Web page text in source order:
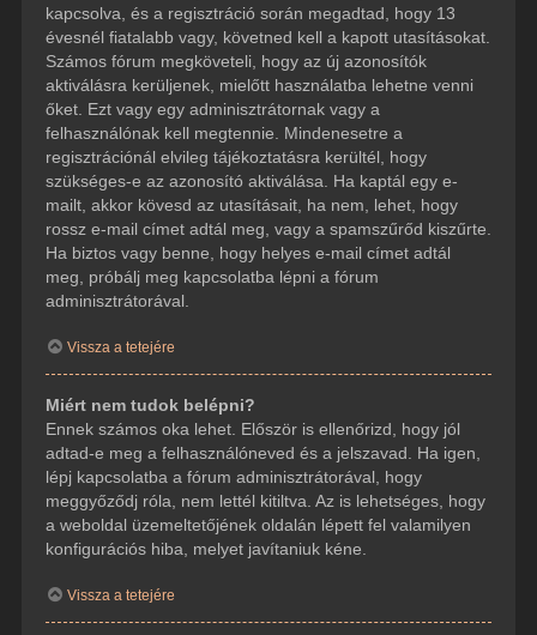
kapcsolva, és a regisztráció során megadtad, hogy 13
évesnél fiatalabb vagy, követned kell a kapott utasításokat.
Számos fórum megköveteli, hogy az új azonosítók
aktiválásra kerüljenek, mielőtt használatba lehetne venni
őket. Ezt vagy egy adminisztrátornak vagy a
felhasználónak kell megtennie. Mindenesetre a
regisztrációnál elvileg tájékoztatásra kerültél, hogy
szükséges-e az azonosító aktiválása. Ha kaptál egy e-
mailt, akkor kövesd az utasításait, ha nem, lehet, hogy
rossz e-mail címet adtál meg, vagy a spamszűrőd kiszűrte.
Ha biztos vagy benne, hogy helyes e-mail címet adtál
meg, próbálj meg kapcsolatba lépni a fórum
adminisztrátorával.
Vissza a tetejére
Miért nem tudok belépni?
Ennek számos oka lehet. Először is ellenőrizd, hogy jól
adtad-e meg a felhasználóneved és a jelszavad. Ha igen,
lépj kapcsolatba a fórum adminisztrátorával, hogy
meggyőződj róla, nem lettél kitiltva. Az is lehetséges, hogy
a weboldal üzemeltetőjének oldalán lépett fel valamilyen
konfigurációs hiba, melyet javítaniuk kéne.
Vissza a tetejére